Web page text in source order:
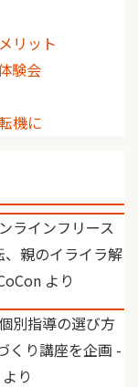
リット
験会
機に
ラインフリース
親のイライラ解
より
別指導の選び方
くり講座を企画 -
より